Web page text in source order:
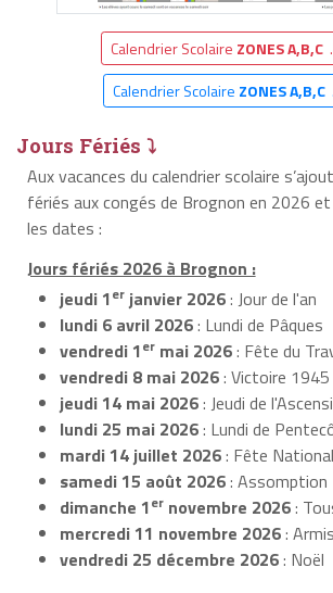
Calendrier Scolaire ZONES A,B,C
Calendrier Scolaire ZONES A,B,C
Jours Fériés ⤵
Aux vacances du calendrier scolaire
fériés aux congés de Brognon en 2026
les dates :
Jours fériés 2026 à Brognon :
jeudi 1er janvier 2026: Jour de l'an
lundi 6 avril 2026: Lundi de Pâques
vendredi 1er mai 2026: Fête du
vendredi 8 mai 2026: Victoire 1945
jeudi 14 mai 2026: Jeudi de
lundi 25 mai 2026: Lundi de
mardi 14 juillet 2026: Fête
samedi 15 août 2026: Assomption
dimanche 1er novembre 2026:
mercredi 11 novembre 2026:
vendredi 25 décembre 2026: Noël